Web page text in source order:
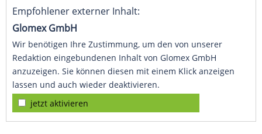
Empfohlener externer Inhalt:
Glomex GmbH
Wir benötigen Ihre Zustimmung, um den von unserer
Redaktion eingebundenen Inhalt von Glomex GmbH
anzuzeigen. Sie können diesen mit einem Klick anzeigen
lassen und auch wieder deaktivieren.
jetzt aktivieren